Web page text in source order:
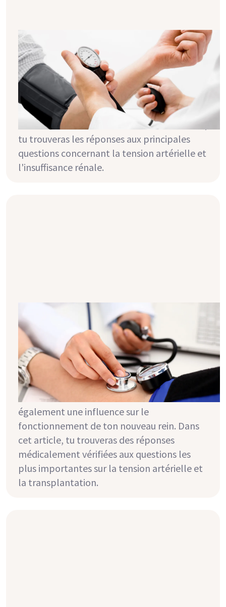
Tension artérielle & maladie rénale :
les bases
Un grand nombre de personnes avec une
maladie rénale ont également une tension
artérielle trop élevée. Parfois, une altération
de la tension artérielle entraîne même une
baisse de la fonction rénale. Dans cet article,
tu trouveras les réponses aux principales
questions concernant la tension artérielle et
l'insuffisance rénale.
Pression artérielle & transplantation
: les principes de base
De nombreuses personnes atteintes d'une
maladie rénale souffrent également
d'hypertension. Celle-ci persiste souvent
après la transplantation. Parfois, une
détérioration de la tension artérielle a
également une influence sur le
fonctionnement de ton nouveau rein. Dans
cet article, tu trouveras des réponses
médicalement vérifiées aux questions les
plus importantes sur la tension artérielle et
la transplantation.